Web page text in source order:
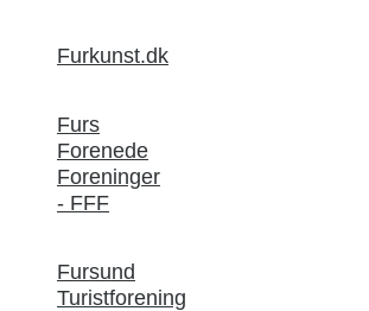
Furkunst.dk
Furs
Forenede
Foreninger
- FFF
Fursund
Turistforening